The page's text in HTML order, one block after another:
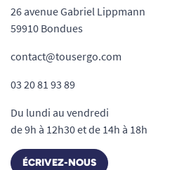
26 avenue Gabriel Lippmann
59910 Bondues
contact@tousergo.com
03 20 81 93 89
Du lundi au vendredi
de 9h à 12h30 et de 14h à 18h
ÉCRIVEZ-NOUS